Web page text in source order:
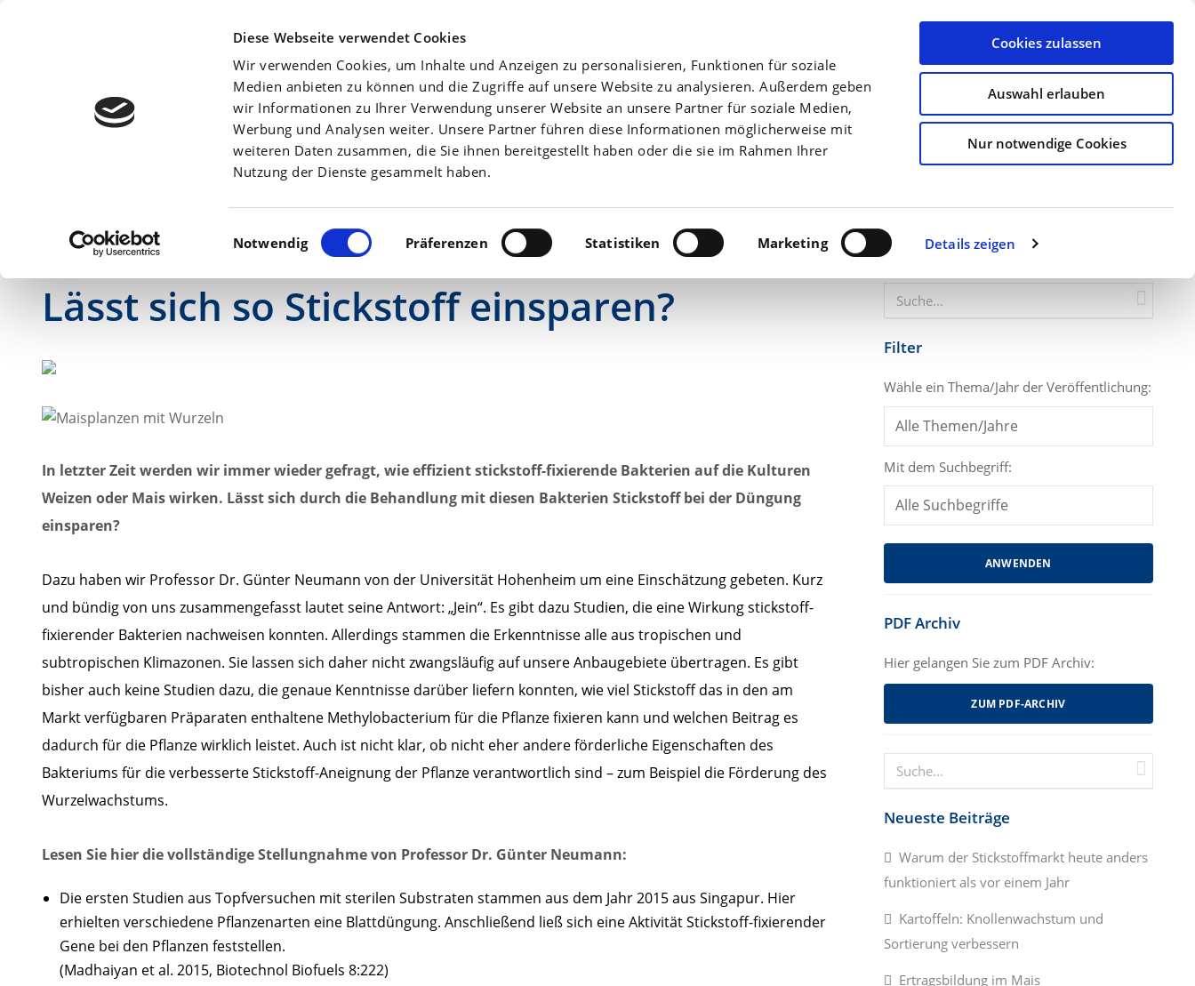
Diese Webseite verwendet Cookies
Wir verwenden Cookies, um Inhalte und Anzeigen zu personalisieren, Funktionen für soziale
Medien anbieten zu können und die Zugriffe auf unsere Website zu analysieren. Außerdem geben
wir Informationen zu Ihrer Verwendung unserer Website an unsere Partner für soziale Medien,
Werbung und Analysen weiter. Unsere Partner führen diese Informationen möglicherweise mit
weiteren Daten zusammen, die Sie ihnen bereitgestellt haben oder die sie im Rahmen Ihrer
Nutzung der Dienste gesammelt haben.
Einwilligungsauswahl
Notwendig Präferenzen Statistiken Marketing Details zeigen
Cookies zulassen
Auswahl erlauben
Nur notwendige Cookies
Ansprechpartner Über uns Termine
Aktuell Nährstoffe Düngung Kulturen Precision Farming
Für eine gute Winterhärte sorgen
Neue Produkte mit N-Fixierende...
Neue Produkte mit Stickstoff-fixierenden Bakterien
Lässt sich so Stickstoff einsparen?
In letzter Zeit werden wir immer wieder gefragt, wie effizient stickstoff-fixierende Bakterien auf die Kulturen
Weizen oder Mais wirken. Lässt sich durch die Behandlung mit diesen Bakterien Stickstoff bei der Düngung
einsparen?
Dazu haben wir Professor Dr. Günter Neumann von der Universität Hohenheim um eine Einschätzung gebeten. Kurz
und bündig von uns zusammengefasst lautet seine Antwort: „Jein“. Es gibt dazu Studien, die eine Wirkung stickstoff-
fixierender Bakterien nachweisen konnten. Allerdings stammen die Erkenntnisse alle aus tropischen und
subtropischen Klimazonen. Sie lassen sich daher nicht zwangsläufig auf unsere Anbaugebiete übertragen. Es gibt
bisher auch keine Studien dazu, die genaue Kenntnisse darüber liefern konnten, wie viel Stickstoff das in den am
Markt verfügbaren Präparaten enthaltene Methylobacterium für die Pflanze fixieren kann und welchen Beitrag es
dadurch für die Pflanze wirklich leistet. Auch ist nicht klar, ob nicht eher andere förderliche Eigenschaften des
Bakteriums für die verbesserte Stickstoff-Aneignung der Pflanze verantwortlich sind – zum Beispiel die Förderung des
Wurzelwachstums.
Lesen Sie hier die vollständige Stellungnahme von Professor Dr. Günter Neumann:
Die ersten Studien aus Topfversuchen mit sterilen Substraten stammen aus dem Jahr 2015 aus Singapur. Hier
erhielten verschiedene Pflanzenarten eine Blattdüngung. Anschließend ließ sich eine Aktivität Stickstoff-fixierender
Gene bei den Pflanzen feststellen.
(Madhaiyan et al. 2015, Biotechnol Biofuels 8:222)
Website durchsuchen
Filter
Wähle ein Thema/Jahr der Veröffentlichung:
Mit dem Suchbegriff:
PDF Archiv
Hier gelangen Sie zum PDF Archiv:
ZUM PDF-ARCHIV
Neueste Beiträge
Warum der Stickstoffmarkt heute anders
funktioniert als vor einem Jahr
Kartoffeln: Knollenwachstum und
Sortierung verbessern
Ertragsbildung im Mais